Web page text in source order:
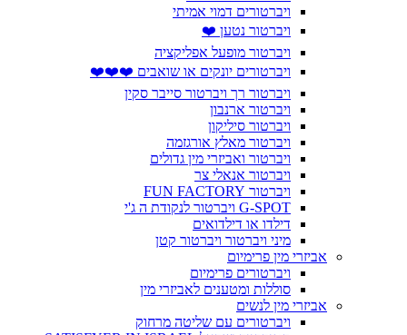
ויברטורים דמוי אמיתי
ויברטור נטען ❤️
ויברטור מופעל אפליקציה
ויברטורים יונקים או שואבים ❤️❤️❤️
ויברטור רך ויברטור סייבר סקין
ויברטור ארנבון
ויברטור סיליקון
ויברטור מאלץ אורגזמה
ויברטור ואביזרי מין גדולים
ויברטור אנאלי צר
ויברטור FUN FACTORY
G-SPOT ויברטור לנקודת ה ג'י
דילדו או דילדואים
מיני ויברטור ויברטור קטן
אביזרי מין פרימיום
ויברטורים פרימיום
סוללות ומטענים לאביזרי מין
אביזרי מין לנשים
ויברטורים עם שליטה מרחוק